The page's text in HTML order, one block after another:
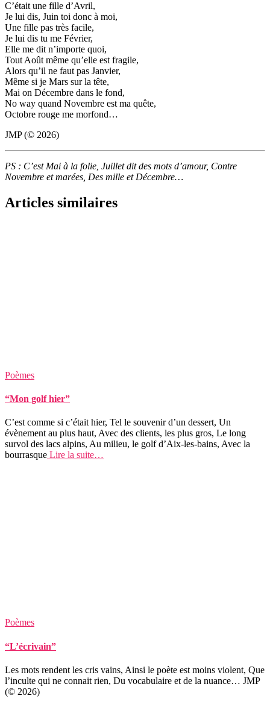
C’était une fille d’Avril,
Je lui dis, Juin toi donc à moi,
Une fille pas très facile,
Je lui dis tu me Février,
Elle me dit n’importe quoi,
Tout Août même qu’elle est fragile,
Alors qu’il ne faut pas Janvier,
Même si je Mars sur la tête,
Mai on Décembre dans le fond,
No way quand Novembre est ma quête,
Octobre rouge me morfond…
JMP (© 2026)
PS : C’est Mai à la folie, Juillet dit des mots d’amour, Contre
Novembre et marées, Des mille et Décembre…
Articles similaires
Poèmes
“Mon golf hier”
C’est comme si c’était hier, Tel le souvenir d’un dessert, Un
évènement au plus haut, Avec des clients, les plus gros, Le long
survol des lacs alpins, Au milieu, le golf d’Aix-les-bains, Avec la
bourrasque Lire la suite…
Poèmes
“L’écrivain”
Les mots rendent les cris vains, Ainsi le poète est moins violent, Que
l’inculte qui ne connait rien, Du vocabulaire et de la nuance… JMP
(© 2026)